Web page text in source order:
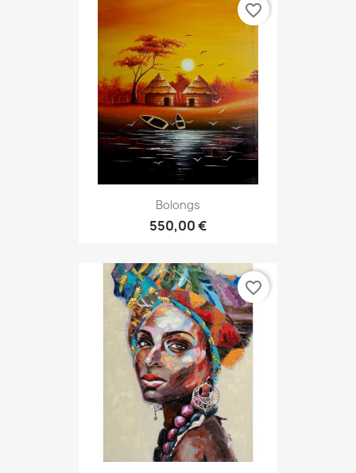
Bolongs
550,00 €
favorite_border
favorite_border